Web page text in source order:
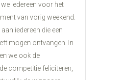
iedereen voor het
van vorig weekend.
iedereen die een
mogen ontvangen. In
we ook de
competitie feliciteren,